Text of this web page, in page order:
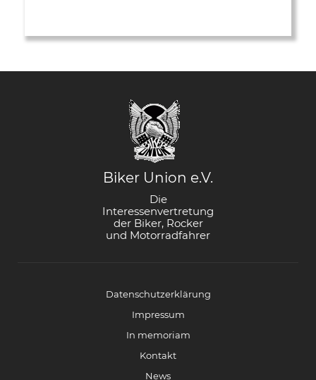
Biker Union e.V.
Die
Interessenvertretung
der Biker, Rocker
und Motorradfahrer
Datenschutzerklärung
Impressum
In memoriam
Kontakt
News